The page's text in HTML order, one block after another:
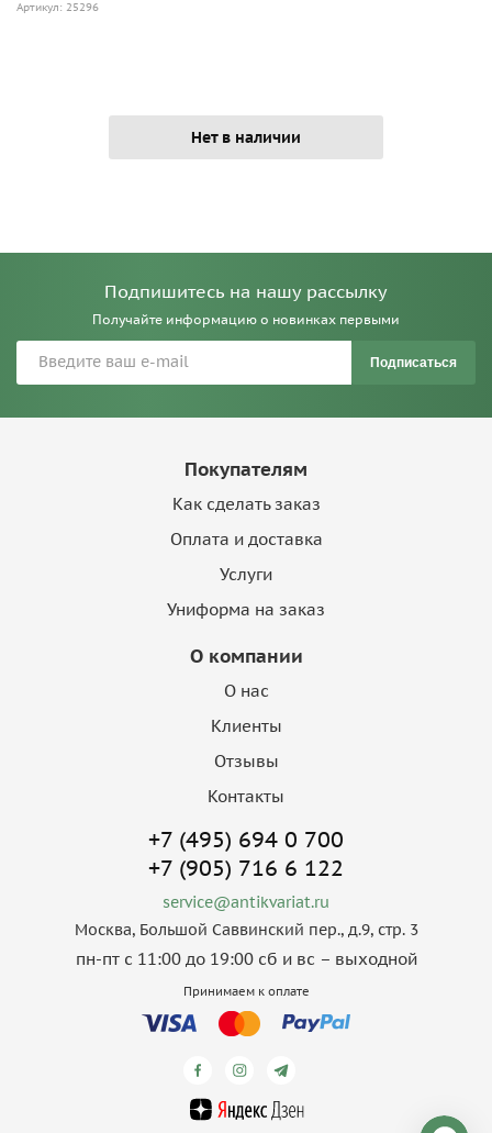
Артикул: 25296
Нет в наличии
Подпишитесь на нашу рассылку
Получайте информацию о новинках первыми
Подписаться
Покупателям
Как сделать заказ
Оплата и доставка
Услуги
Униформа на заказ
О компании
О нас
Клиенты
Отзывы
Контакты
+7 (495) 694 0 700
+7 (905) 716 6 122
service@antikvariat.ru
Москва, Большой Саввинский пер., д.9, стр. 3
пн-пт с 11:00 до 19:00 сб и вс – выходной
Принимаем к оплате